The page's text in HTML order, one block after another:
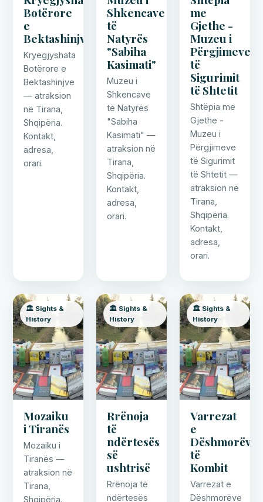
Botërore
e
Bektashinjve
Kryegjyshata
Botërore e
Bektashinjve
— atraksion
në Tirana,
Shqipëria.
Kontakt,
adresa,
orari.
Shkencave
të
Natyrës
"Sabiha
Kasimati"
Muzeu i
Shkencave
të Natyrës
"Sabiha
Kasimati" —
atraksion në
Tirana,
Shqipëria.
Kontakt,
adresa,
orari.
me
Gjethe -
Muzeu i
Përgjimeve
të
Sigurimit
të Shtetit
Shtëpia me
Gjethe -
Muzeu i
Përgjimeve
të Sigurimit
të Shtetit —
atraksion në
Tirana,
Shqipëria.
Kontakt,
adresa,
orari.
🏛️ Sights &
History
Mozaiku
i Tiranës
Mozaiku i
Tiranës —
atraksion në
Tirana,
Shqipëria.
🏛️ Sights &
History
Rrënoja
të
ndërtesës
së
ushtrisë
Rrënoja të
ndërtesës
🏛️ Sights &
History
Varrezat
e
Dëshmorëve
të
Kombit
Varrezat e
Dëshmorëve